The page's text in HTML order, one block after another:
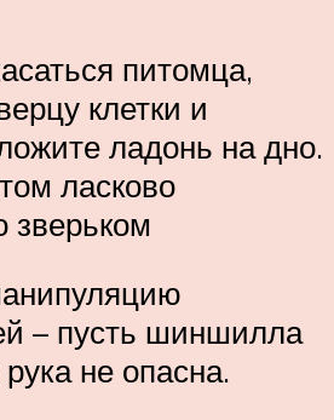
питомца,
клетки и
ладонь на дно.
ласково
зверьком
– пусть шиншилла
не опасна.